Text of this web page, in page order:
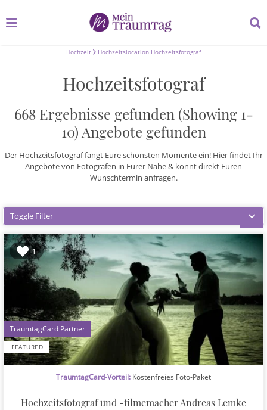
nach:
nach:
Hochzeit Hochzeitslocation Hochzeitsfotograf
Hochzeitsfotograf
668 Ergebnisse gefunden (Showing 1-
10) Angebote gefunden
Der Hochzeitsfotograf fängt Eure schönsten Momente ein! Hier findet Ihr
Angebote von Fotografen in Eurer Nähe & könnt direkt Euren
Wunschtermin anfragen.
Toggle Filter
1
FEATURED
1
TraumtagCard-Vorteil: Kostenfreies Foto-Paket
Hochzeitsfotograf und -filmemacher Andreas Lemke